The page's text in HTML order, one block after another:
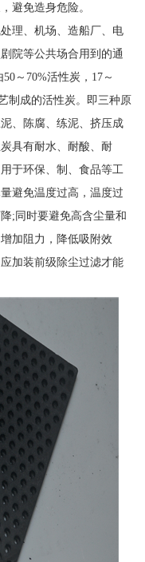
避免造身危险。
理、机场、造船厂、电
院等公共场合用到的通
～70%活性炭，17～
制成的活性炭。即三种原
、陈腐、练泥、挤压成
具有耐水、耐酸、耐
于环保、制、食品等工
避免温度过高，温度过
;同时要避免高含尘量和
加阻力，降低吸附效
加装前级除尘过滤才能